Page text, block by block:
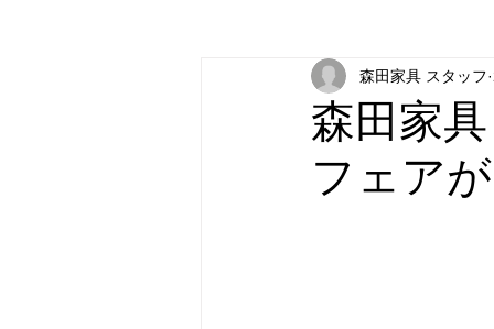
おいいしいコラボ ブランド紹介
森田家
フェア
森田家具 スタッフ